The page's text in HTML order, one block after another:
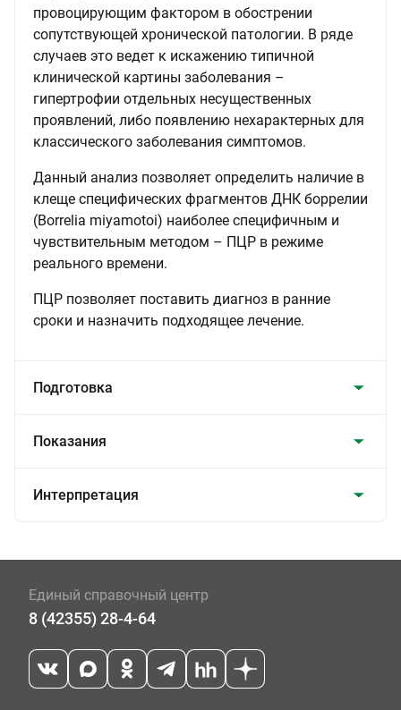
провоцирующим фактором в обострении
сопутствующей хронической патологии. В ряде
случаев это ведет к искажению типичной
клинической картины заболевания –
гипертрофии отдельных несущественных
проявлений, либо появлению нехарактерных для
классического заболевания симптомов.
Данный анализ позволяет определить наличие в
клеще специфических фрагментов ДНК боррелии
(Borrelia miyamotoi) наиболее специфичным и
чувствительным методом – ПЦР в режиме
реального времени.
ПЦР позволяет поставить диагноз в ранние
сроки и назначить подходящее лечение.
Подготовка
Показания
Интерпретация
Единый справочный центр
8 (42355) 28-4-64